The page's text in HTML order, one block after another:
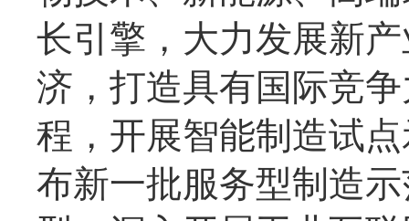
长引擎，大力发展新
济，打造具有国际竞
程，开展智能制造试
布新一批服务型制造